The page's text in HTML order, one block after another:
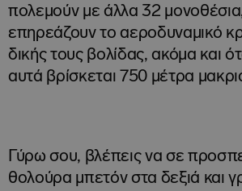
πολεμούν με άλλα 32
επηρεάζουν το αεροδυναμικό
δικής τους βολίδας, ακόμα και
αυτά βρίσκεται 750 μέτρα
Γύρω σου, βλέπεις να σε
θολούρα μπετόν στα δεξιά και